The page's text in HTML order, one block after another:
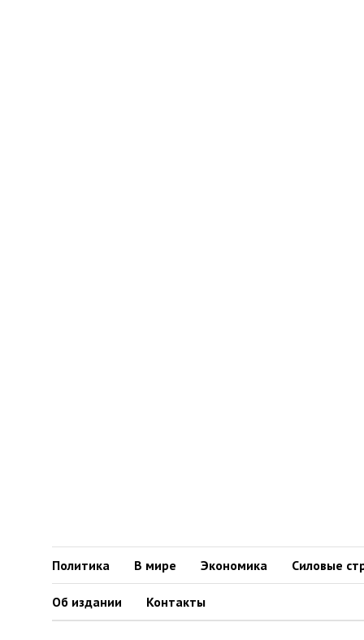
Политика В мире Экономика Силовые
Об издании Контакты